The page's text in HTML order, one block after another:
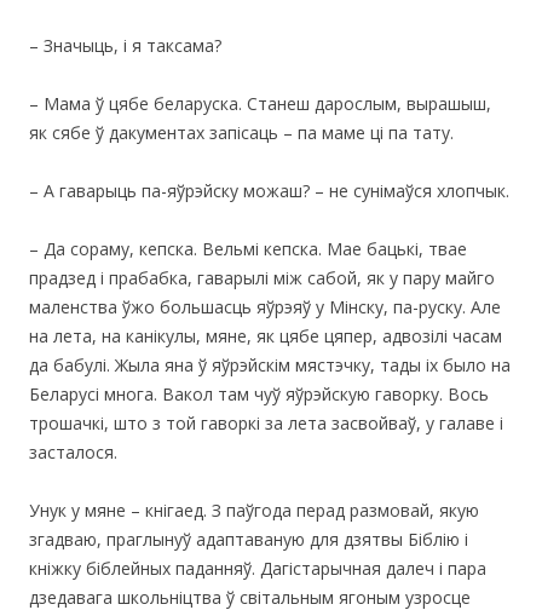
– Значыць, і я таксама?
– Мама ў цябе беларуска. Станеш дарослым, вырашыш,
як сябе ў дакументах запісаць – па маме ці па тату.
– А гаварыць па-яўрэйску можаш? – не сунімаўся хлопчык.
– Да сораму, кепска. Вельмі кепска. Мае бацькі, твае
прадзед і прабабка, гаварылі між сабой, як у пару майго
маленства ўжо большасць яўрэяў у Мінску, па-руску. Але
на лета, на канікулы, мяне, як цябе цяпер, адвозілі часам
да бабулі. Жыла яна ў яўрэйскім мястэчку, тады іх было на
Беларусі многа. Вакол там чуў яўрэйскую гаворку. Вось
трошачкі, што з той гаворкі за лета засвойваў, у галаве і
засталося.
Унук у мяне – кнігаед. З паўгода перад размовай, якую
згадваю, праглынуў адаптаваную для дзятвы Біблію і
кніжку біблейных паданняў. Дагістарычная далеч і пара
дзедавага школьніцтва ў світальным ягоным узросце